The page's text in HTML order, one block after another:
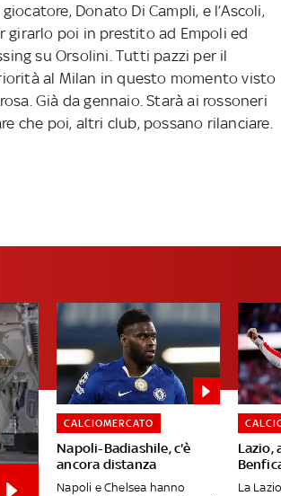
Donato Di Campli, e l’Ascoli,
girarlo poi in prestito ad Empoli ed
su Orsolini. Tutti pazzi per il
al Milan in questo momento visto
Già da gennaio. Starà ai rossoneri
che poi, altri club, possano rilanciare.
Napoli-Badiashile, c'è
ancora distanza
CALCIOMERCATO
Napoli e Chelsea hanno
Lazio,
La